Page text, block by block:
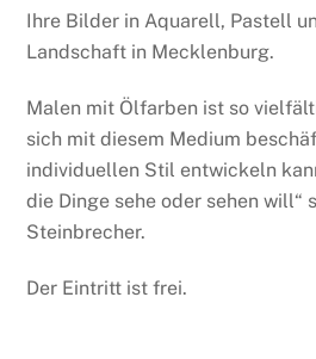
Ihre Bilder in Aquarell, Pastell
Landschaft in Mecklenburg.
Malen mit Ölfarben ist so
sich mit diesem Medium
individuellen Stil entwickeln
die Dinge sehe oder sehen will“
Steinbrecher.
Der Eintritt ist frei.